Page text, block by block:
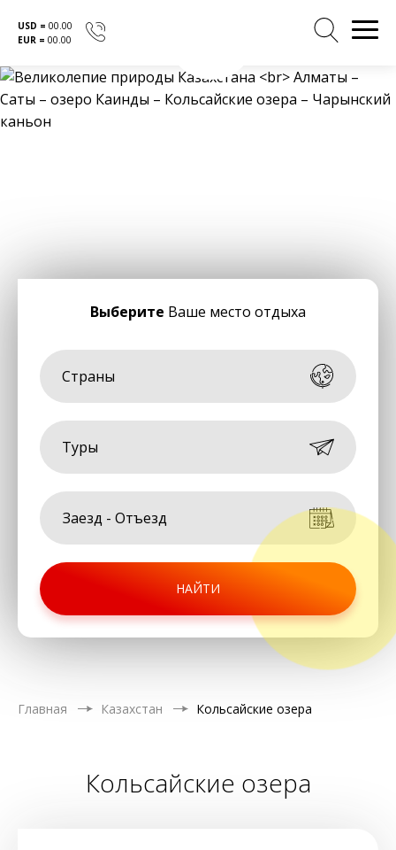
Перейти
к
содержанию
USD = 00.00
EUR = 00.00
Выберите Ваше место отдыха
Страны
Туры
НАЙТИ
Главная Казахстан Кольсайские озера
Кольсайские озера